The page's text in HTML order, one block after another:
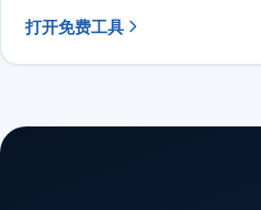
打开免费工具